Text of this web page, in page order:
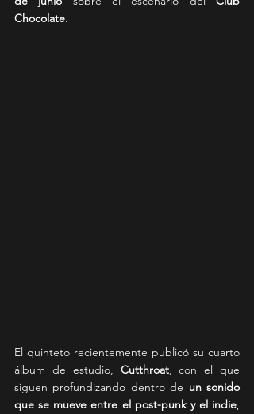
Chocolate.
El quinteto recientemente publicó su cuarto
álbum de estudio, Cutthroat, con el que
siguen profundizando dentro de un sonido
que se mueve entre el post-punk y el indie,